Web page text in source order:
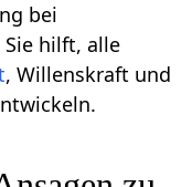
bei
hilft, alle
, Willenskraft und